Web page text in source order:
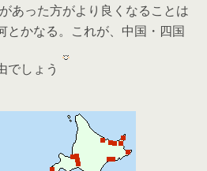
あった方がより良くなることは
とかなる。これが、中国・四国
でしょう